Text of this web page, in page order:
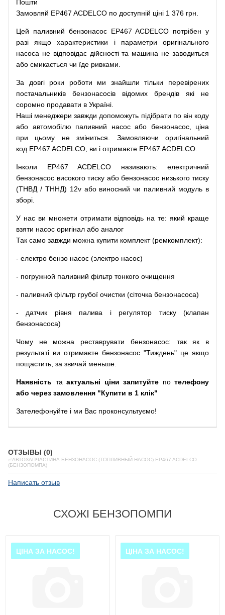
Пошти
Замовляй EP467 ACDELCO по доступній ціні 1 376 грн.
Цей паливний бензонасосEP467 ACDELCO потрібен у
разі
якщо характеристики і параметри
оригінального
насоса не відповідає дійсності та машина не заводиться
або смикається чи їде ривками
За довгі роки роботи ми знайшли тільки
перевірених
постачальників
бензонасосів відомих брендів які
не
соромно продавати в Україні.
Наші менеджери завжди допоможуть підібрати по він коду
або автомобілю паливний насос або бензонасос,
ціна
при
цьому не зміниться Замовляючи
оригінальний
код EP467 ACDELCO, ви і отримаєте EP467 ACDELCO.
Інколи EP467 ACDELCO називають:
електричний
бензонасос високого тиску або бензонасос низького тиску
(ТНВД / ТННД) 12v або виносний чи паливний модуль в
зборі
У нас ви множети отримати відповідь на те: який краще
взяти насос оригінал або аналог
Так само завжди можна купити комплект (ремкомплект):
- електро бензо насос (электро насос)
- погружной паливний фільтр тонкого очищення
- паливний фільтр грубої очистки (сіточка бензонасоса)
- датчик рівня палива і регулятор тиску (клапан
бензонасоса)
Чому не можна реставрувати бензонасос: так як
в
результаті ви отримаєте бензонасос "Тиждень" це якщо
пощастить, за звичай меньше.
Наявність та актуальні ціни запитуйте по телефону
або через замовлення "Купити в 1 клік"
Зателефонуйте і ми Вас проконсультуємо!
ОТЗЫВЫ (0)
✅АВТОЗАПЧАСТИНА БЕНЗОНАСОС (ТОПЛИВНЫЙ НАСОС) EP467 ACDELCO
(БЕНЗОПОМПА)
Написать отзыв
СХОЖІ БЕНЗОПОМПИ
ЦІНА ЗА НАСОС! ЦІНА ЗА НАСОС!